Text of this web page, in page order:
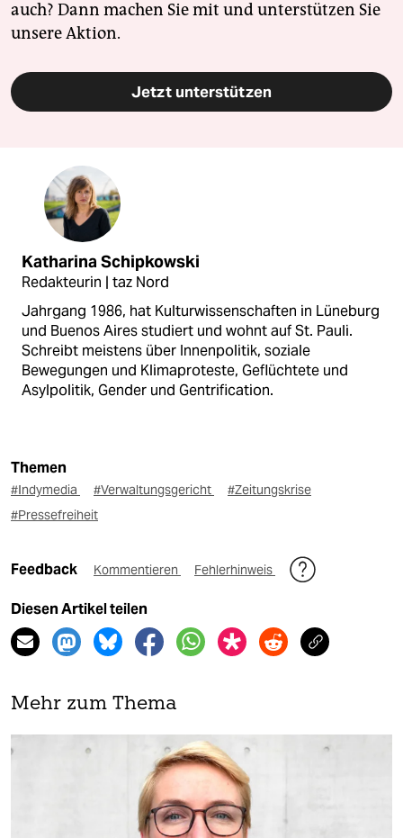
auch? Dann machen Sie mit und unterstützen Sie
unsere Aktion.
Jetzt unterstützen
Katharina Schipkowski
Redakteurin | taz Nord
Jahrgang 1986, hat Kulturwissenschaften in Lüneburg
und Buenos Aires studiert und wohnt auf St. Pauli.
Schreibt meistens über Innenpolitik, soziale
Bewegungen und Klimaproteste, Geflüchtete und
Asylpolitik, Gender und Gentrification.
Themen
#Indymedia #Verwaltungsgericht
#Zeitungskrise
#Pressefreiheit
Feedback Kommentieren Fehlerhinweis
Diesen Artikel teilen
Mehr zum Thema